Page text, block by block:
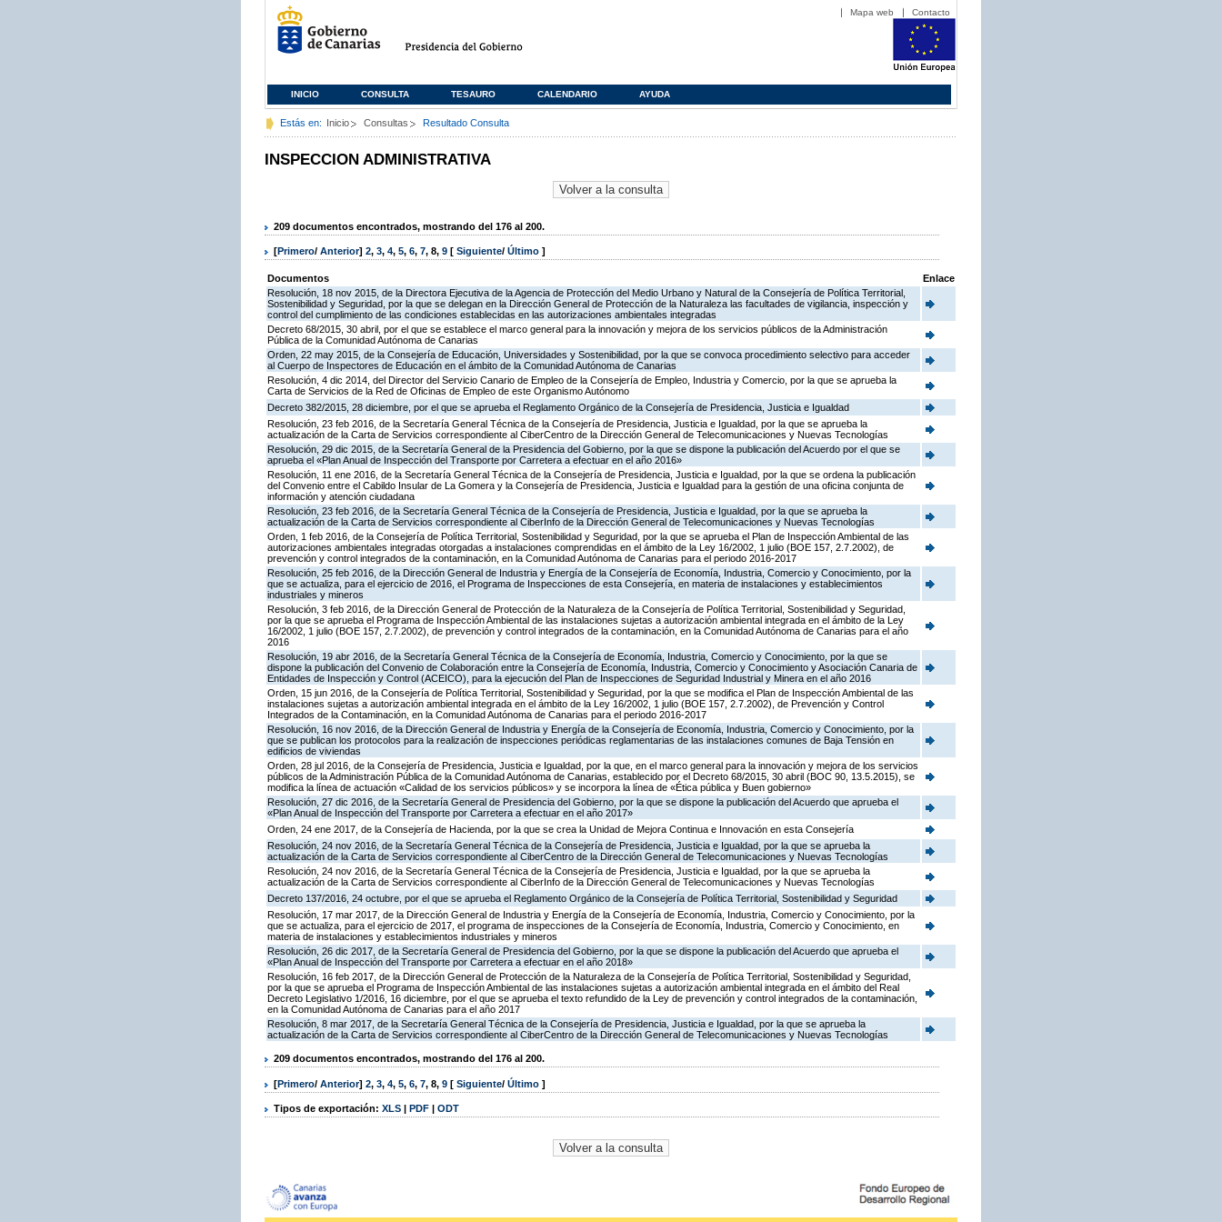
Mapa web Contacto
INICIO CONSULTA TESAURO CALENDARIO AYUDA
Estás en: Inicio Consultas Resultado Consulta
INSPECCION ADMINISTRATIVA
209 documentos encontrados, mostrando del 176 al 200.
[Primero/ Anterior] 2, 3, 4, 5, 6, 7, 8, 9 [ Siguiente/ Último ]
Documentos
Enlace
Resolución, 18 nov 2015, de la Directora Ejecutiva de la Agencia de Protección del Medio Urbano y Natural de la Consejería de Política Territorial,
Sostenibilidad y Seguridad, por la que se delegan en la Dirección General de Protección de la Naturaleza las facultades de vigilancia, inspección y
control del cumplimiento de las condiciones establecidas en las autorizaciones ambientales integradas
Decreto 68/2015, 30 abril, por el que se establece el marco general para la innovación y mejora de los servicios públicos de la Administración
Pública de la Comunidad Autónoma de Canarias
Orden, 22 may 2015, de la Consejería de Educación, Universidades y Sostenibilidad, por la que se convoca procedimiento selectivo para acceder
al Cuerpo de Inspectores de Educación en el ámbito de la Comunidad Autónoma de Canarias
Resolución, 4 dic 2014, del Director del Servicio Canario de Empleo de la Consejería de Empleo, Industria y Comercio, por la que se aprueba la
Carta de Servicios de la Red de Oficinas de Empleo de este Organismo Autónomo
Decreto 382/2015, 28 diciembre, por el que se aprueba el Reglamento Orgánico de la Consejería de Presidencia, Justicia e Igualdad
Resolución, 23 feb 2016, de la Secretaría General Técnica de la Consejería de Presidencia, Justicia e Igualdad, por la que se aprueba la
actualización de la Carta de Servicios correspondiente al CiberCentro de la Dirección General de Telecomunicaciones y Nuevas Tecnologías
Resolución, 29 dic 2015, de la Secretaría General de la Presidencia del Gobierno, por la que se dispone la publicación del Acuerdo por el que se
aprueba el «Plan Anual de Inspección del Transporte por Carretera a efectuar en el año 2016»
Resolución, 11 ene 2016, de la Secretaría General Técnica de la Consejería de Presidencia, Justicia e Igualdad, por la que se ordena la publicación
del Convenio entre el Cabildo Insular de La Gomera y la Consejería de Presidencia, Justicia e Igualdad para la gestión de una oficina conjunta de
información y atención ciudadana
Resolución, 23 feb 2016, de la Secretaría General Técnica de la Consejería de Presidencia, Justicia e Igualdad, por la que se aprueba la
actualización de la Carta de Servicios correspondiente al CiberInfo de la Dirección General de Telecomunicaciones y Nuevas Tecnologías
Orden, 1 feb 2016, de la Consejería de Política Territorial, Sostenibilidad y Seguridad, por la que se aprueba el Plan de Inspección Ambiental de las
autorizaciones ambientales integradas otorgadas a instalaciones comprendidas en el ámbito de la Ley 16/2002, 1 julio (BOE 157, 2.7.2002), de
prevención y control integrados de la contaminación, en la Comunidad Autónoma de Canarias para el periodo 2016-2017
Resolución, 25 feb 2016, de la Dirección General de Industria y Energía de la Consejería de Economía, Industria, Comercio y Conocimiento, por la
que se actualiza, para el ejercicio de 2016, el Programa de Inspecciones de esta Consejería, en materia de instalaciones y establecimientos
industriales y mineros
Resolución, 3 feb 2016, de la Dirección General de Protección de la Naturaleza de la Consejería de Política Territorial, Sostenibilidad y Seguridad,
por la que se aprueba el Programa de Inspección Ambiental de las instalaciones sujetas a autorización ambiental integrada en el ámbito de la Ley
16/2002, 1 julio (BOE 157, 2.7.2002), de prevención y control integrados de la contaminación, en la Comunidad Autónoma de Canarias para el año
2016
Resolución, 19 abr 2016, de la Secretaría General Técnica de la Consejería de Economía, Industria, Comercio y Conocimiento, por la que se
dispone la publicación del Convenio de Colaboración entre la Consejería de Economía, Industria, Comercio y Conocimiento y Asociación Canaria de
Entidades de Inspección y Control (ACEICO), para la ejecución del Plan de Inspecciones de Seguridad Industrial y Minera en el año 2016
Orden, 15 jun 2016, de la Consejería de Política Territorial, Sostenibilidad y Seguridad, por la que se modifica el Plan de Inspección Ambiental de las
instalaciones sujetas a autorización ambiental integrada en el ámbito de la Ley 16/2002, 1 julio (BOE 157, 2.7.2002), de Prevención y Control
Integrados de la Contaminación, en la Comunidad Autónoma de Canarias para el periodo 2016-2017
Resolución, 16 nov 2016, de la Dirección General de Industria y Energía de la Consejería de Economía, Industria, Comercio y Conocimiento, por la
que se publican los protocolos para la realización de inspecciones periódicas reglamentarias de las instalaciones comunes de Baja Tensión en
edificios de viviendas
Orden, 28 jul 2016, de la Consejería de Presidencia, Justicia e Igualdad, por la que, en el marco general para la innovación y mejora de los servicios
públicos de la Administración Pública de la Comunidad Autónoma de Canarias, establecido por el Decreto 68/2015, 30 abril (BOC 90, 13.5.2015), se
modifica la línea de actuación «Calidad de los servicios públicos» y se incorpora la línea de «Ética pública y Buen gobierno»
Resolución, 27 dic 2016, de la Secretaría General de Presidencia del Gobierno, por la que se dispone la publicación del Acuerdo que aprueba el
«Plan Anual de Inspección del Transporte por Carretera a efectuar en el año 2017»
Orden, 24 ene 2017, de la Consejería de Hacienda, por la que se crea la Unidad de Mejora Continua e Innovación en esta Consejería
Resolución, 24 nov 2016, de la Secretaría General Técnica de la Consejería de Presidencia, Justicia e Igualdad, por la que se aprueba la
actualización de la Carta de Servicios correspondiente al CiberCentro de la Dirección General de Telecomunicaciones y Nuevas Tecnologías
Resolución, 24 nov 2016, de la Secretaría General Técnica de la Consejería de Presidencia, Justicia e Igualdad, por la que se aprueba la
actualización de la Carta de Servicios correspondiente al CiberInfo de la Dirección General de Telecomunicaciones y Nuevas Tecnologías
Decreto 137/2016, 24 octubre, por el que se aprueba el Reglamento Orgánico de la Consejería de Política Territorial, Sostenibilidad y Seguridad
Resolución, 17 mar 2017, de la Dirección General de Industria y Energía de la Consejería de Economía, Industria, Comercio y Conocimiento, por la
que se actualiza, para el ejercicio de 2017, el programa de inspecciones de la Consejería de Economía, Industria, Comercio y Conocimiento, en
materia de instalaciones y establecimientos industriales y mineros
Resolución, 26 dic 2017, de la Secretaría General de Presidencia del Gobierno, por la que se dispone la publicación del Acuerdo que aprueba el
«Plan Anual de Inspección del Transporte por Carretera a efectuar en el año 2018»
Resolución, 16 feb 2017, de la Dirección General de Protección de la Naturaleza de la Consejería de Política Territorial, Sostenibilidad y Seguridad,
por la que se aprueba el Programa de Inspección Ambiental de las instalaciones sujetas a autorización ambiental integrada en el ámbito del Real
Decreto Legislativo 1/2016, 16 diciembre, por el que se aprueba el texto refundido de la Ley de prevención y control integrados de la contaminación,
en la Comunidad Autónoma de Canarias para el año 2017
Resolución, 8 mar 2017, de la Secretaría General Técnica de la Consejería de Presidencia, Justicia e Igualdad, por la que se aprueba la
actualización de la Carta de Servicios correspondiente al CiberCentro de la Dirección General de Telecomunicaciones y Nuevas Tecnologías
209 documentos encontrados, mostrando del 176 al 200.
[Primero/ Anterior] 2, 3, 4, 5, 6, 7, 8, 9 [ Siguiente/ Último ]
Tipos de exportación: XLS | PDF | ODT